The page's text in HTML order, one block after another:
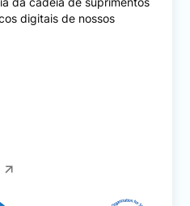
digitais de nossos